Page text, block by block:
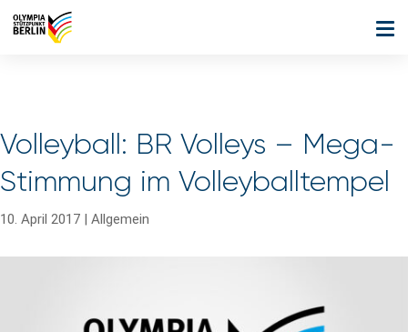
Volleyball: BR Volleys – Mega-
Stimmung im Volleyballtempel
10. April 2017 | Allgemein